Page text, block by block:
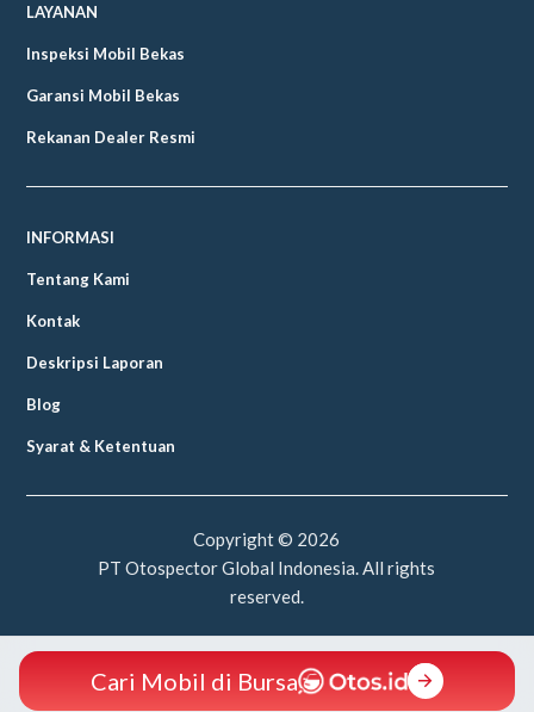
LAYANAN
Inspeksi Mobil Bekas
Garansi Mobil Bekas
Rekanan Dealer Resmi
INFORMASI
Tentang Kami
Kontak
Deskripsi Laporan
Blog
Syarat & Ketentuan
Copyright © 2026
PT Otospector Global Indonesia. All rights
reserved.
Cari Mobil di Bursa